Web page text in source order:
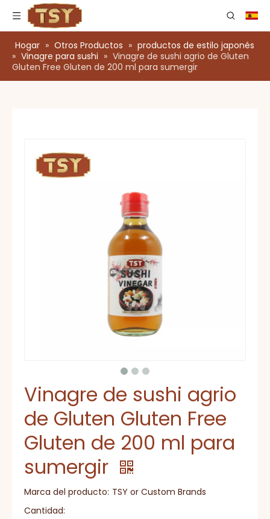
Hogar » Otros Productos » productos de estilo japonés
» Vinagre para sushi » Vinagre de sushi agrio de Gluten
Gluten Free Gluten de 200 ml para sumergir
Vinagre de sushi agrio
de Gluten Gluten Free
Gluten de 200 ml para
sumergir
Marca del producto: TSY or Custom Brands
Cantidad: